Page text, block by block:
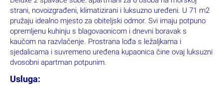
i DVD-playerom savršeno je mjesto za obiteljsko okupljanje
poslije dugoga ljetnog dana provedenog na suncu.
Deluxe 2 spavaće sobe: apartmani za 6 osoba na morskoj
strani, novoizgrađeni, klimatizirani i luksuzno uređeni. U 71 m2
pružaju idealno mjesto za obiteljski odmor. Svi imaju potpuno
opremljenu kuhinju s blagovaonicom i dnevni boravak s
sjedalicama i suvremeno uređena kupaonica čine ovaj luksuzni